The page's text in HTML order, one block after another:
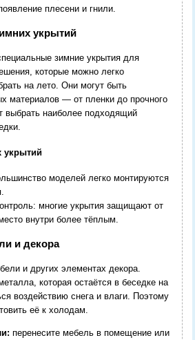
плесени и гнили.
укрытий
зимние укрытия для
которые можно легко
на лето. Они могут быть
материалов — от пленки до прочного
выбрать наиболее подходящий
укрытий
моделей легко монтируются
многие укрытия защищают от
внутри более тёплым.
и декора
и других элементах декора.
которая остаётся в беседке на
воздействию снега и влаги. Поэтому
её к холодам.
перенесите мебель в помещение или